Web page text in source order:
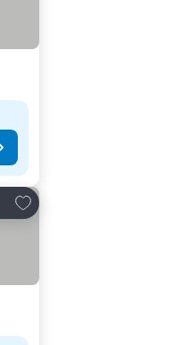
Dodati u favorite